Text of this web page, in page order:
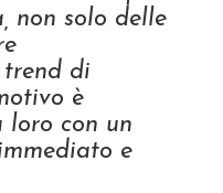
non solo delle
trend di
è
con un
e